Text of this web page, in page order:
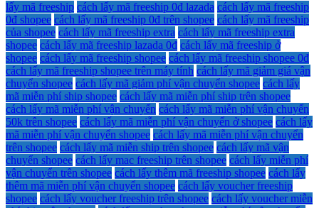
lấy mã freeship cách lấy mã freeship 0đ lazada cách lấy mã freeship
0đ shopee cách lấy mã freeship 0đ trên shopee cách lấy mã freeship
của shopee cách lấy mã freeship extra cách lấy mã freeship extra
shopee cách lấy mã freeship lazada 0đ cách lấy mã freeship ở
shopee cách lấy mã freeship shopee cách lấy mã freeship shopee 0đ
cách lấy mã freeship shopee trên máy tính cách lấy mã giảm giá vận
chuyển shopee cách lấy mã giảm phí vận chuyển shopee cách lấy
mã miễn phí ship shopee cách lấy mã miễn phí ship trên shopee
cách lấy mã miễn phí vận chuyển cách lấy mã miễn phí vận chuyển
50k trên shopee cách lấy mã miễn phí vận chuyển ở shopee cách lấy
mã miễn phí vận chuyển shopee cách lấy mã miễn phí vận chuyển
trên shopee cách lấy mã miễn ship trên shopee cách lấy mã vận
chuyển shopee cách lấy mac freeship trên shopee cách lấy miễn phí
vận chuyển trên shopee cách lấy thêm mã freeship shopee cách lấy
thêm mã miễn phí vận chuyển shopee cách lấy voucher freeship
shopee cách lấy voucher freeship trên shopee cách lấy voucher miễn